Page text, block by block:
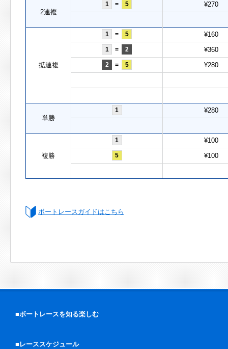
2連複
1 = 5 ¥270
拡連複
1 = 5 ¥160
1 = 2 ¥360
2 = 5 ¥280
単勝
1 ¥280
複勝
1 ¥100
5 ¥100
ボートレースガイドはこちら
■ボートレースを知る楽しむ
■レーススケジュール